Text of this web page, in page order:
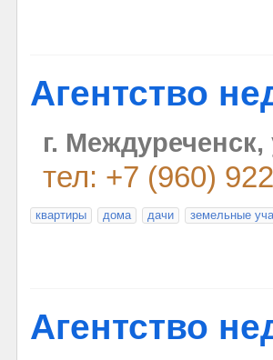
Агентство
г.
тел: +7 (960)
квартиры дома дачи земельные
Агентство